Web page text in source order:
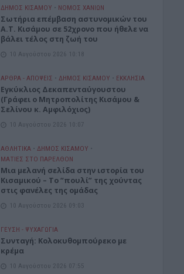
ΔΉΜΟΣ ΚΙΣΆΜΟΥ • ΝΟΜΌΣ ΧΑΝΊΩΝ
Σωτήρια επέμβαση αστυνομικών του
Α.Τ. Κισάμου σε 52χρονο που ήθελε να
βάλει τέλος στη ζωή του
10 Αυγούστου 2026 10:18
ΑΡΘΡΑ - ΑΠΟΨΕΙΣ • ΔΉΜΟΣ ΚΙΣΆΜΟΥ • ΕΚΚΛΗΣΙΑ
Εγκύκλιος Δεκαπενταύγουστου
(Γράφει ο Μητροπολίτης Κισάμου &
Σελίνου κ. Αμφιλόχιος)
10 Αυγούστου 2026 10:07
ΑΘΛΗΤΙΚΑ • ΔΉΜΟΣ ΚΙΣΆΜΟΥ •
ΜΑΤΙΕΣ ΣΤΟ ΠΑΡΕΛΘΟΝ
Μια μελανή σελίδα στην ιστορία του
Κισαμικού – Το “πουλί” της χούντας
στις φανέλες της ομάδας
10 Αυγούστου 2026 09:03
ΓΕΎΣΗ - ΨΥΧΑΓΩΓΊΑ
Συνταγή: Κολοκυθομπούρεκο με
κρέμα
10 Αυγούστου 2026 07:55